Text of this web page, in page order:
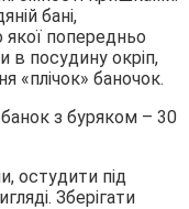
бані,
попередньо
посудину окріп,
«плічок» баночок.
банок з буряком – 30
остудити під
Зберігати